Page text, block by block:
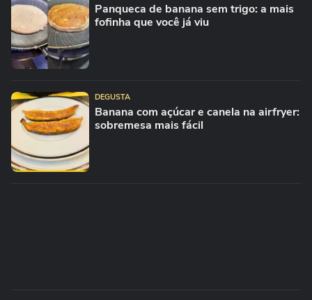
Panqueca de banana sem trigo: a mais
fofinha que você já viu
DEGUSTA
Banana com açúcar e canela na airfryer:
sobremesa mais fácil